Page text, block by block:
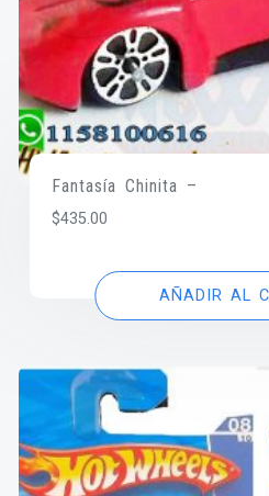
Fantasía Chinita –
$435.00
AÑADIR AL